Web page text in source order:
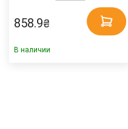
858.9₴
В наличии